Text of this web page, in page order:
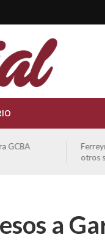
GCBA
otros
a